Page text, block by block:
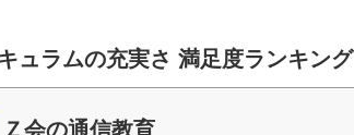
ュラムの充実さ 満足度ランキング
Ｚ会の通信教育